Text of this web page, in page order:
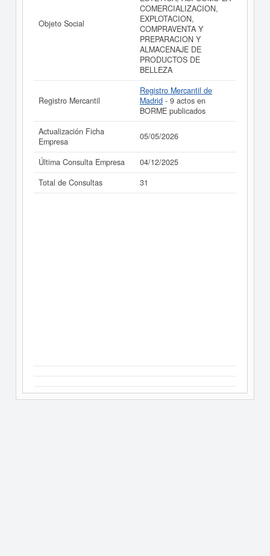
como los balances y cuentas de resultados disponibles.
La última actualización del informe de empresa se ha
realizado el 05/05/2026.
Objeto Social
COMERCIALIZACION,
EXPLOTACION,
COMPRAVENTA Y
PREPARACION Y
ALMACENAJE DE
PRODUCTOS DE
BELLEZA
Registro Mercantil
Registro Mercantil de
Madrid - 9 actos en
BORME publicados
Actualización Ficha
Empresa
05/05/2026
Última Consulta Empresa
04/12/2025
Total de Consultas
31